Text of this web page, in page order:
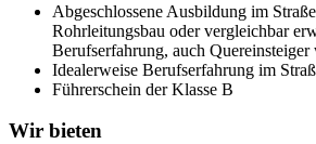
Abgeschlossene Ausbildung im
Rohrleitungsbau oder vergleichbar
Berufserfahrung, auch
Idealerweise Berufserfahrung im
Führerschein der Klasse B
Wir bieten